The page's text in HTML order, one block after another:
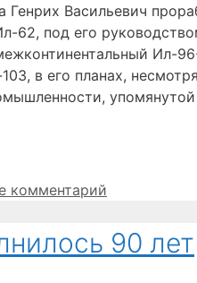
Васильевич
62, под его
Ил-
в его планах,
комментарий
90 лет